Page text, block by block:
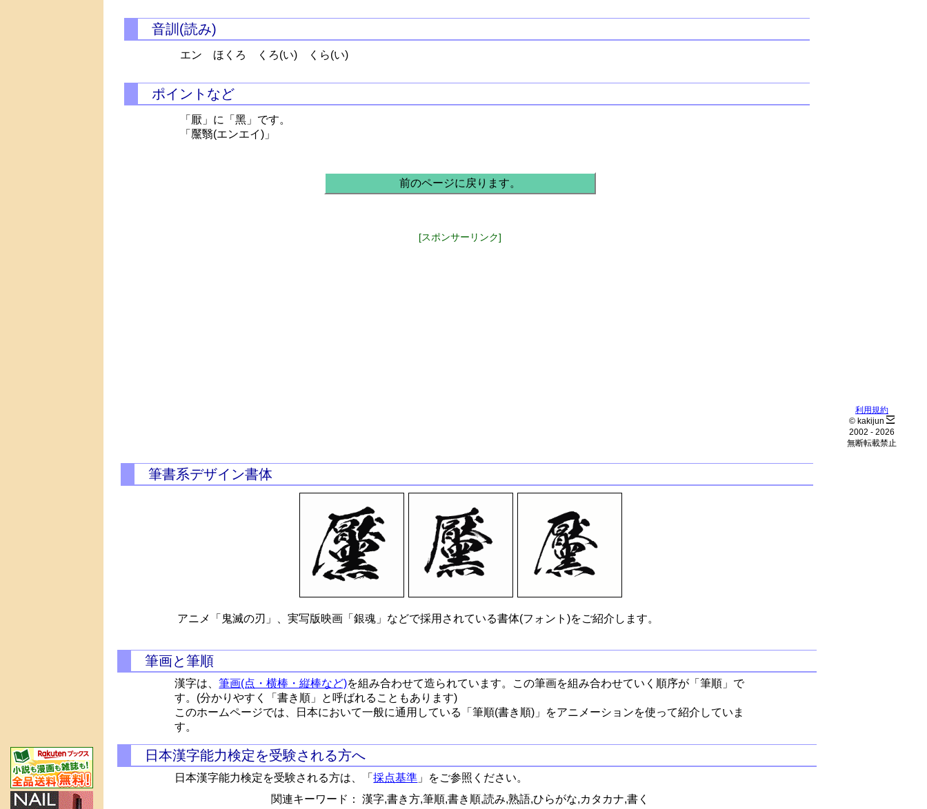
音訓(読み)
エン ほくろ くろ(い) くら(い)
ポイントなど
「厭」に「黑」です。
「黶翳(エンエイ)」
前のページに戻ります。
[スポンサーリンク]
筆書系デザイン書体
アニメ「鬼滅の刃」、実写版映画「銀魂」などで採用されている書体(フォント)をご紹介します。
筆画と筆順
漢字は、筆画(点・横棒・縦棒など)を組み合わせて造られています。この筆画を組み合わせていく順序が「筆順」で
す。(分かりやすく「書き順」と呼ばれることもあります)
このホームページでは、日本において一般に通用している「筆順(書き順)」をアニメーションを使って紹介していま
す。
日本漢字能力検定を受験される方へ
日本漢字能力検定を受験される方は、「採点基準 」をご参照ください。
関連キーワード： 漢字,書き方,筆順,書き順,読み,熟語,ひらがな,カタカナ,書く
利用規約
© kakijun
2002 - 2026
無断転載禁止